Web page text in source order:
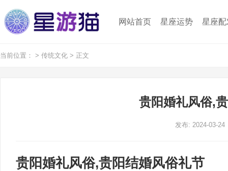
网站首页 星座运势 星座
当前位置： > 传统文化 > 正文
贵阳婚礼风俗,
发布: 2024-03-24
贵阳婚礼风俗,贵阳结婚风俗礼节